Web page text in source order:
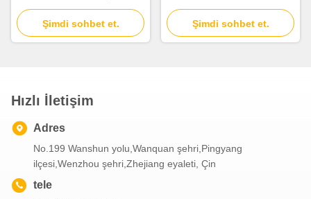
ayak monte flens monte
sanayi güç aktarım çözümü
Şimdi sohbet et.
konvaslı vitesli motor, daha
fazla dayanıklılık ve uzun
hizmet ömrü için
Şimdi sohbet et.
Hızlı İletişim
Adres
No.199 Wanshun yolu,Wanquan şehri,Pingyang
ilçesi,Wenzhou şehri,Zhejiang eyaleti, Çin
tele